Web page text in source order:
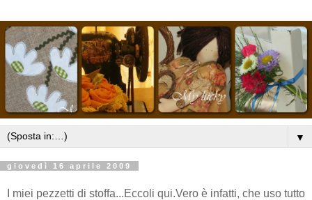
▼
giovedì 16 aprile 2009
I miei pezzetti di stoffa...Eccoli qui.Vero è infatti, che uso tutto